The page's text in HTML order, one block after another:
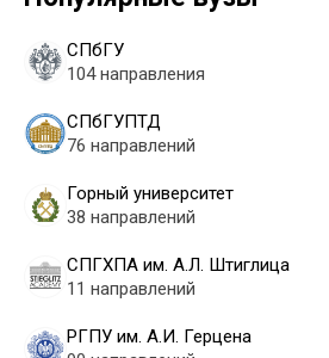
СПбГУ
104 направления
СПбГУПТД
76 направлений
Горный университет
38 направлений
СПГХПА им. А.Л. Штиглица
11 направлений
РГПУ им. А.И. Герцена